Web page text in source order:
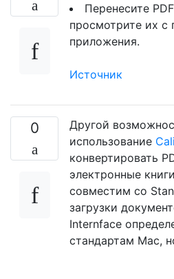
Перенесите
просмотрите их
приложения.
Источник
0
Другой
использование
конвертировать
электронные
совместим со
загрузки
Internface
стандартам Mac,